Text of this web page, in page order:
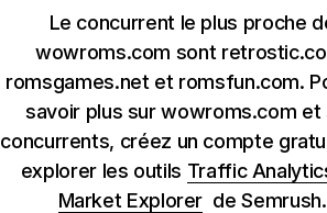
Le concurrent le plus proche
wowroms.com sont
romsgames.net et romsfun.com.
savoir plus sur wowroms.com et
concurrents, créez un compte
explorer les outils Traffic
Market Explorer de Semrush.